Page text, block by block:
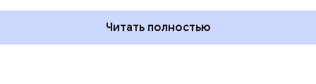
Читать полностью